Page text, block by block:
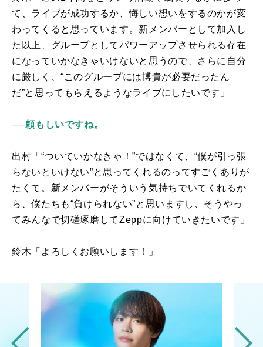
て、ライブが成功するか、悔しい想いをするのかが変
わってくると思っています。新メンバーとして加入し
た以上、グループとしてパワーアップさせられる存在
になっていかなきゃいけないと思うので、さらに自分
に厳しく、“このグループには博貴が必要だったん
だ”と思ってもらえるようなライブにしたいです」
──頼もしいですね。
出村「“ついていかなきゃ！”ではなくて、“僕が引っ張
らないといけない”と思ってくれるのってすごくありが
たくて。新メンバーがそういう気持ちでいてくれるか
ら、僕たちも“負けられない”と思いますし、そうやっ
てみんなで切磋琢磨してZeppに向けていきたいです」
鈴木「よろしくお願いします！」